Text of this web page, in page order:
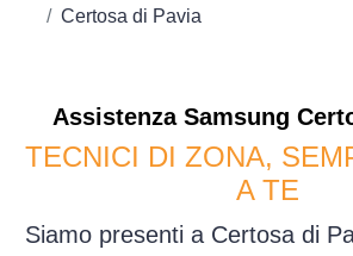
Certosa di Pavia
Assistenza Samsung
TECNICI DI ZONA,
A TE
Siamo presenti a Certosa di